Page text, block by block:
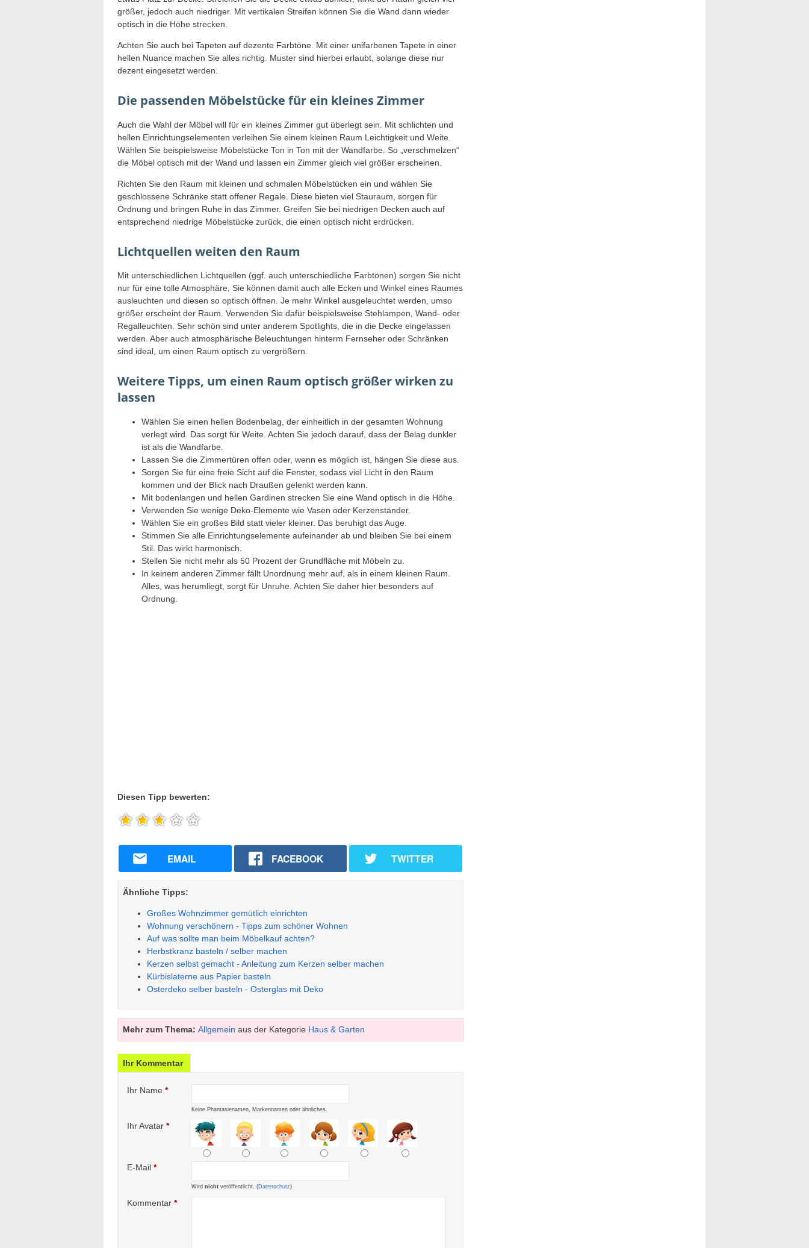
größer, jedoch auch niedriger. Mit vertikalen Streifen können Sie die Wand dann wieder
optisch in die Höhe strecken.
Achten Sie auch bei Tapeten auf dezente Farbtöne. Mit einer unifarbenen Tapete in einer
hellen Nuance machen Sie alles richtig. Muster sind hierbei erlaubt, solange diese nur
dezent eingesetzt werden.
Die passenden Möbelstücke für ein kleines Zimmer
Auch die Wahl der Möbel will für ein kleines Zimmer gut überlegt sein. Mit schlichten und
hellen Einrichtungselementen verleihen Sie einem kleinen Raum Leichtigkeit und Weite.
Wählen Sie beispielsweise Möbelstücke Ton in Ton mit der Wandfarbe. So „verschmelzen“
die Möbel optisch mit der Wand und lassen ein Zimmer gleich viel größer erscheinen.
Richten Sie den Raum mit kleinen und schmalen Möbelstücken ein und wählen Sie
geschlossene Schränke statt offener Regale. Diese bieten viel Stauraum, sorgen für
Ordnung und bringen Ruhe in das Zimmer. Greifen Sie bei niedrigen Decken auch auf
entsprechend niedrige Möbelstücke zurück, die einen optisch nicht erdrücken.
Lichtquellen weiten den Raum
Mit unterschiedlichen Lichtquellen (ggf. auch unterschiedliche Farbtönen) sorgen Sie nicht
nur für eine tolle Atmosphäre, Sie können damit auch alle Ecken und Winkel eines Raumes
ausleuchten und diesen so optisch öffnen. Je mehr Winkel ausgeleuchtet werden, umso
größer erscheint der Raum. Verwenden Sie dafür beispielsweise Stehlampen, Wand- oder
Regalleuchten. Sehr schön sind unter anderem Spotlights, die in die Decke eingelassen
werden. Aber auch atmosphärische Beleuchtungen hinterm Fernseher oder Schränken
sind ideal, um einen Raum optisch zu vergrößern.
Weitere Tipps, um einen Raum optisch größer wirken zu
lassen
Wählen Sie einen hellen Bodenbelag, der einheitlich in der gesamten Wohnung
verlegt wird. Das sorgt für Weite. Achten Sie jedoch darauf, dass der Belag dunkler
ist als die Wandfarbe.
Lassen Sie die Zimmertüren offen oder, wenn es möglich ist, hängen Sie diese aus.
Sorgen Sie für eine freie Sicht auf die Fenster, sodass viel Licht in den Raum
kommen und der Blick nach Draußen gelenkt werden kann.
Mit bodenlangen und hellen Gardinen strecken Sie eine Wand optisch in die Höhe.
Verwenden Sie wenige Deko-Elemente wie Vasen oder Kerzenständer.
Wählen Sie ein großes Bild statt vieler kleiner. Das beruhigt das Auge.
Stimmen Sie alle Einrichtungselemente aufeinander ab und bleiben Sie bei einem
Stil. Das wirkt harmonisch.
Stellen Sie nicht mehr als 50 Prozent der Grundfläche mit Möbeln zu.
In keinem anderen Zimmer fällt Unordnung mehr auf, als in einem kleinen Raum.
Alles, was herumliegt, sorgt für Unruhe. Achten Sie daher hier besonders auf
Ordnung.
Diesen Tipp bewerten:
EMAIL FACEBOOK TWITTER
Ähnliche Tipps:
Großes Wohnzimmer gemütlich einrichten
Wohnung verschönern - Tipps zum schöner Wohnen
Auf was sollte man beim Möbelkauf achten?
Herbstkranz basteln / selber machen
Kerzen selbst gemacht - Anleitung zum Kerzen selber machen
Kürbislaterne aus Papier basteln
Osterdeko selber basteln - Osterglas mit Deko
Mehr zum Thema: Allgemein aus der Kategorie Haus & Garten
Ihr Kommentar
Ihr Name *
Keine Phantasienamen, Markennamen oder ähnliches.
Ihr Avatar *
E-Mail *
Wird nicht veröffentlicht. (Datenschutz)
Kommentar *